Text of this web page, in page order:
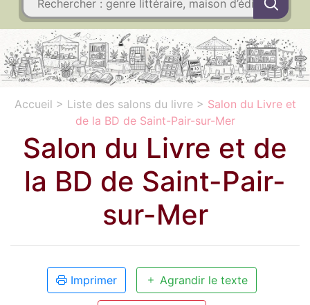
Accueil > Liste des salons du livre> Salon du Livre et
de la BD de Saint-Pair-sur-Mer
Salon du Livre et de
la BD de Saint-Pair-
sur-Mer
Imprimer Agrandir le texte